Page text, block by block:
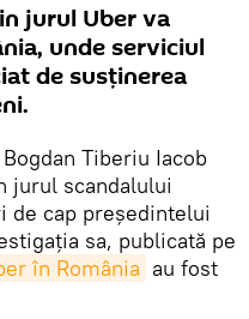
jurul Uber va
unde serviciul
de susținerea
Bogdan Tiberiu Iacob
jurul scandalului
de cap președintelui
sa, publicată pe
în România au fost